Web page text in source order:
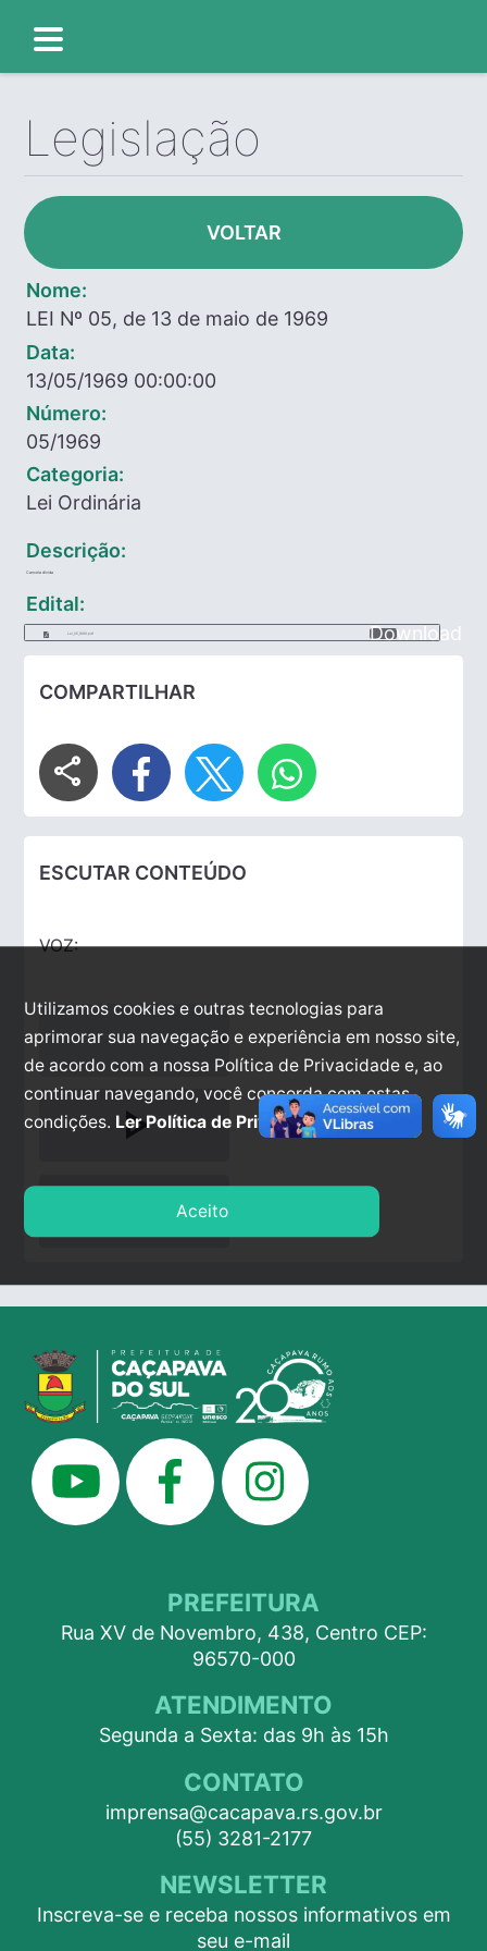
Legislação
VOLTAR
Nome:
LEI Nº 05, de 13 de maio de 1969
Data:
13/05/1969 00:00:00
Número:
05/1969
Categoria:
Lei Ordinária
Descrição:
Cancela dívida
Edital:
Lei_05_1969.pdf Download
COMPARTILHAR
share
ESCUTAR CONTEÚDO
VOZ:
play_arrow
PREFEITURA
Rua XV de Novembro, 438, Centro CEP:
96570-000
ATENDIMENTO
Segunda a Sexta: das 9h às 15h
CONTATO
imprensa@cacapava.rs.gov.br
(55) 3281-2177
NEWSLETTER
Inscreva-se e receba nossos informativos em
seu e-mail
Utilizamos cookies e outras tecnologias para
aprimorar sua navegação e experiência em nosso site,
de acordo com a nossa Política de Privacidade e, ao
continuar navegando, você concorda com estas
condições. Ler Política de Privacidade.
Aceito